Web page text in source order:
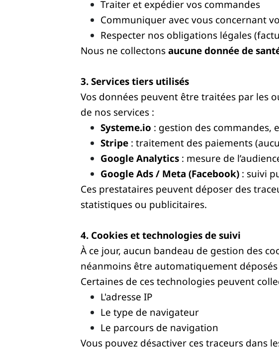
Traiter et expédier vos commandes
Communiquer avec vous concernant
Respecter nos obligations légales
Nous ne collectonsaucune donnée de
3. Services tiers utilisés
Vos données peuvent être traitées par
de nos services :
Systeme.io : gestion des commandes,
Stripe : traitement des paiements
Google Analytics : mesure de
Google Ads / Meta (Facebook) : suivi
Ces prestataires peuvent déposer des
statistiques ou publicitaires.
4. Cookies et technologies de suivi
À ce jour, aucun bandeau de gestion des
néanmoins être automatiquement
Certaines de ces technologies peuvent
L'adresse IP
Le type de navigateur
Le parcours de navigation
Vous pouvez désactiver ces traceurs dans